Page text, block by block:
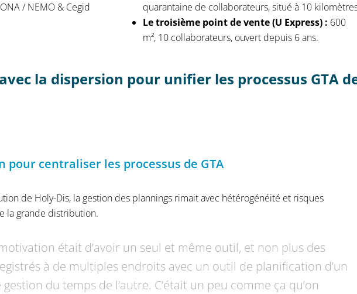
/ NEMO & Cegid
quarantaine de collaborateurs, situé à 10
Le troisième point de vente (U Express) : 600
m², 10 collaborateurs, ouvert depuis 6 ans.
la dispersion pour unifier les processus GTA
pour centraliser les processus de GTA
de Holy-Dis, la gestion des plannings rimait avec hétérogénéité et risques
la grande distribution.
était d’avoir un seul et même outil, et non plus des
à de multiples endroits avec un outil de planification d’un
du temps de l’autre. C’était un peu comme ça qu’on